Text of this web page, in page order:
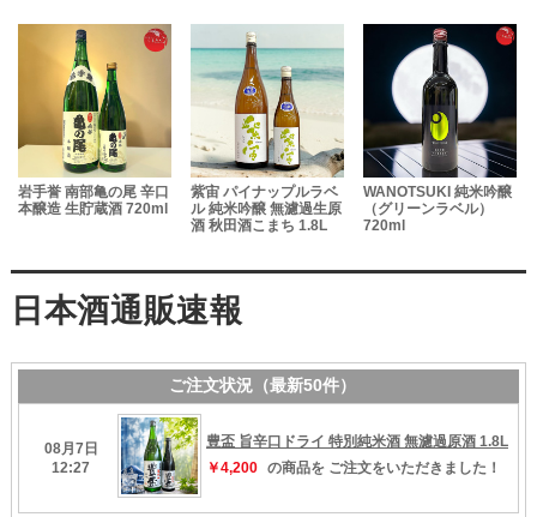
岩手誉 南部亀の尾 辛口
本醸造 生貯蔵酒 720ml
紫宙 パイナップルラベ
ル 純米吟醸 無濾過生原
酒 秋田酒こまち 1.8L
WANOTSUKI 純米吟醸
（グリーンラベル）
720ml